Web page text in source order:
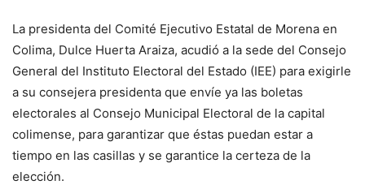
La presidenta del Comité Ejecutivo Estatal de Morena en
Colima, Dulce Huerta Araiza, acudió a la sede del Consejo
General del Instituto Electoral del Estado (IEE) para exigirle
a su consejera presidenta que envíe ya las boletas
electorales al Consejo Municipal Electoral de la capital
colimense, para garantizar que éstas puedan estar a
tiempo en las casillas y se garantice la certeza de la
elección.